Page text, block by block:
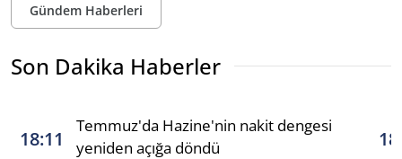
Gündem Haberleri
Son Dakika Haberler
18:11
Temmuz'da Hazine'nin nakit dengesi
yeniden açığa döndü